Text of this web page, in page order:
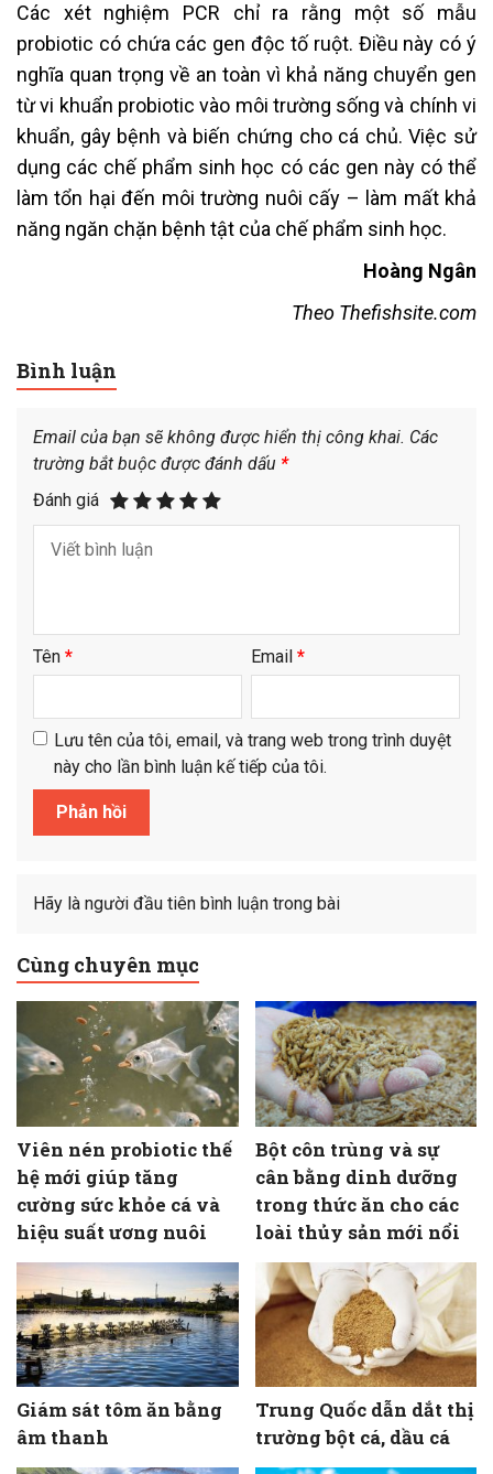
Các xét nghiệm PCR chỉ ra rằng một số mẫu
probiotic có chứa các gen độc tố ruột. Điều này có ý
nghĩa quan trọng về an toàn vì khả năng chuyển gen
từ vi khuẩn probiotic vào môi trường sống và chính vi
khuẩn, gây bệnh và biến chứng cho cá chủ. Việc sử
dụng các chế phẩm sinh học có các gen này có thể
làm tổn hại đến môi trường nuôi cấy – làm mất khả
năng ngăn chặn bệnh tật của chế phẩm sinh học.
Hoàng Ngân
Theo Thefishsite.com
Bình luận
Email của bạn sẽ không được hiển thị công khai. Các
trường bắt buộc được đánh dấu *
Đánh giá
Tên * Email *
Lưu tên của tôi, email, và trang web trong trình duyệt
này cho lần bình luận kế tiếp của tôi.
Hãy là người đầu tiên bình luận trong bài
Cùng chuyên mục
Viên nén probiotic thế
hệ mới giúp tăng
cường sức khỏe cá và
hiệu suất ương nuôi
Bột côn trùng và sự
cân bằng dinh dưỡng
trong thức ăn cho các
loài thủy sản mới nổi
Giám sát tôm ăn bằng
âm thanh
Trung Quốc dẫn dắt thị
trường bột cá, dầu cá